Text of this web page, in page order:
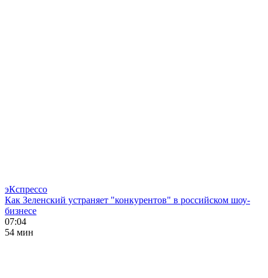
эКспрессо
Как Зеленский устраняет "конкурентов" в российском шоу-
бизнесе
07:04
54 мин